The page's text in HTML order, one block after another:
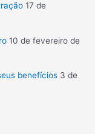
17 de
10 de fevereiro de
benefícios 3 de